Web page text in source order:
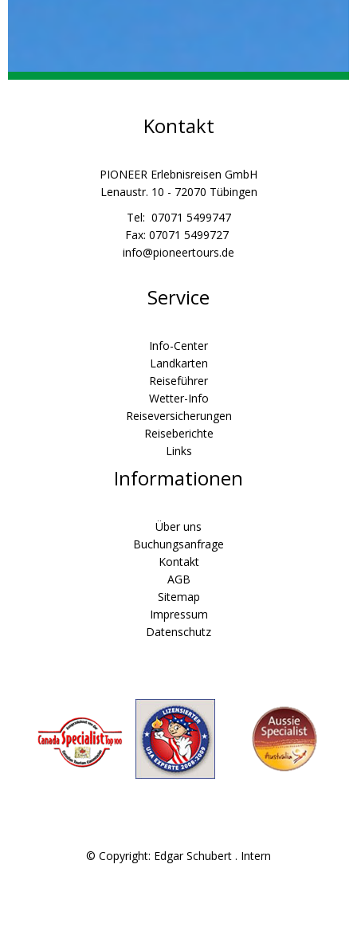
Kontakt
PIONEER Erlebnisreisen GmbH
Lenaustr. 10 - 72070 Tübingen
Tel: 07071 5499747
Fax: 07071 5499727
info@pioneertours.de
Service
Info-Center
Landkarten
Reiseführer
Wetter-Info
Reiseversicherungen
Reiseberichte
Links
Informationen
Über uns
Buchungsanfrage
Kontakt
AGB
Sitemap
Impressum
Datenschutz
© Copyright: Edgar Schubert . Intern